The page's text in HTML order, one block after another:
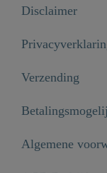
Disclaimer
Verzending
Algemene